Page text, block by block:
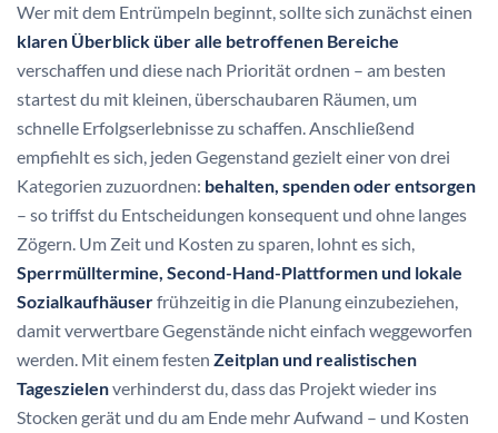
Wer mit dem Entrümpeln beginnt, sollte sich zunächst einen
klaren Überblick über alle betroffenen Bereiche
verschaffen und diese nach Priorität ordnen – am besten
startest du mit kleinen, überschaubaren Räumen, um
schnelle Erfolgserlebnisse zu schaffen. Anschließend
empfiehlt es sich, jeden Gegenstand gezielt einer von drei
Kategorien zuzuordnen: behalten, spenden oder entsorgen
– so triffst du Entscheidungen konsequent und ohne langes
Zögern. Um Zeit und Kosten zu sparen, lohnt es sich,
Sperrmülltermine, Second-Hand-Plattformen und lokale
Sozialkaufhäuserfrühzeitig in die Planung einzubeziehen,
damit verwertbare Gegenstände nicht einfach weggeworfen
werden. Mit einem festen Zeitplan und realistischen
Tageszielenverhinderst du, dass das Projekt wieder ins
Stocken gerät und du am Ende mehr Aufwand – und Kosten